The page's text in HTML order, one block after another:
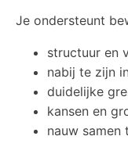
Je ondersteunt
structuur en
nabij te zijn
duidelijke
kansen en
nauw